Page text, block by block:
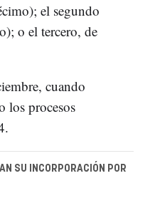
el segundo
o el tercero, de
cuando
los procesos
SU INCORPORACIÓN POR